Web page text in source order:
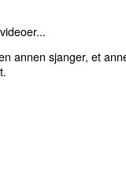
annen sjanger, et